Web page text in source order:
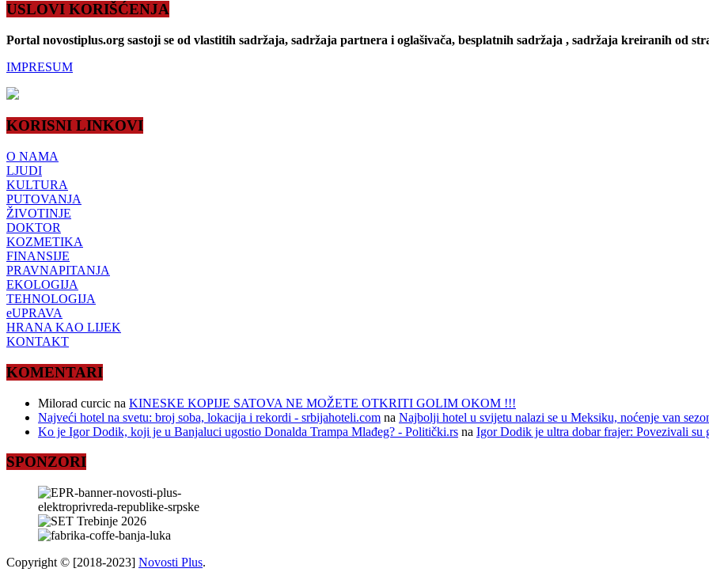
USLOVI KORIŠĆENJA
Portal novostiplus.org sastoji se od vlastitih sadržaja, sadržaja partnera i oglašivača, besplatnih sadržaja , sadržaja kreiranih od
IMPRESUM
KORISNI LINKOVI
O NAMA
LJUDI
KULTURA
PUTOVANJA
ŽIVOTINJE
DOKTOR
KOZMETIKA
FINANSIJE
PRAVNAPITANJA
EKOLOGIJA
TEHNOLOGIJA
eUPRAVA
HRANA KAO LIJEK
KONTAKT
KOMENTARI
Milorad curcic na KINESKE KOPIJE SATOVA NE MOŽETE OTKRITI GOLIM OKOM !!!
Najveći hotel na svetu: broj soba, lokacija i rekordi - srbijahoteli.com na Najbolji hotel u svijetu nalazi se u Meksiku, noćenje van
Ko je Igor Dodik, koji je u Banjaluci ugostio Donalda Trampa Mlađeg? - Politički.rs na Igor Dodik je ultra dobar frajer: Povezivali su
SPONZORI
Copyright © [2018-2023] Novosti Plus.